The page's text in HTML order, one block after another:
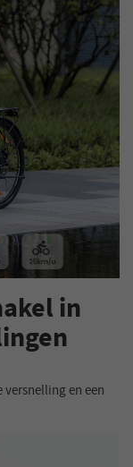
in
en een